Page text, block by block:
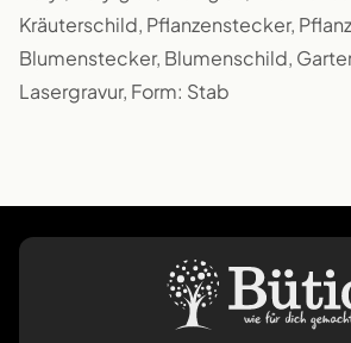
Kräuterschild, Pflanzenstecker,
Blumenstecker, Blumenschild,
Lasergravur, Form: Stab